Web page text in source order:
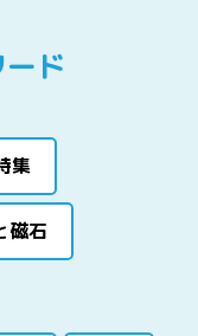
ド
集
磁石